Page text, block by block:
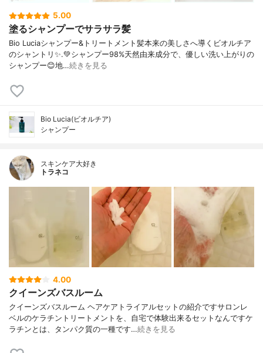
5.00
塗るシャンプーでサラサラ髪
Bio Luciaシャンプー&トリートメント⁡髪本来の美しさへ導くビオルチア
のシャントリ✨⁡.💚シャンプー98%天然由来成分で、優しい洗い上がりの
シャンプー😊地…続きを見る
Bio Lucia(ビオルチア)
シャンプー
スキンケア大好き
トラネコ
4.00
クイーンズバスルーム
クイーンズバスルーム ヘアケアトライアルセットの紹介ですサロンレ
ベルのケラチントリートメントを、自宅で体験出来るセットなんですケ
ラチンとは、タンパク質の一種です…続きを見る